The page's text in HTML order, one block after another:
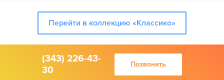
Перейти в коллекцию «Классико»
(343) 226-43-
30
Позвонить